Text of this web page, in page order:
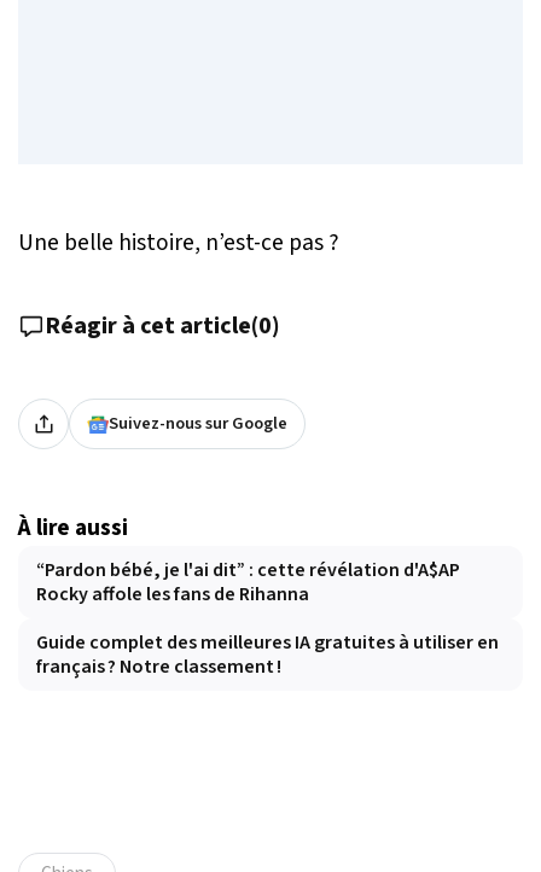
Une belle histoire, n’est-ce pas ?
Réagir à cet article(0)
Suivez-nous sur Google
À lire aussi
“Pardon bébé, je l'ai dit” : cette révélation d'A$AP
Rocky affole les fans de Rihanna
Guide complet des meilleures IA gratuites à utiliser en
français ? Notre classement !